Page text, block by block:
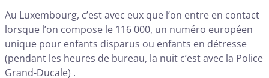
Au Luxembourg, c’est avec eux que l’on entre en contact
lorsque l’on compose le 116 000, un numéro européen
unique pour enfants disparus ou enfants en détresse
(pendant les heures de bureau, la nuit c’est avec la Police
Grand-Ducale) .